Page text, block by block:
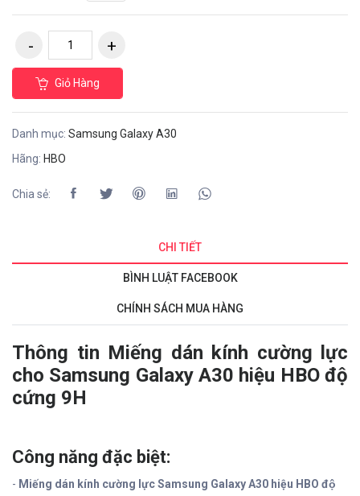
Giỏ Hàng
Danh mục: Samsung Galaxy A30
Hãng: HBO
Chia sẻ:
CHI TIẾT
BÌNH LUẬT FACEBOOK
CHÍNH SÁCH MUA HÀNG
Thông tin Miếng dán kính cường lực
cho Samsung Galaxy A30 hiệu HBO độ
cứng 9H
Công năng đặc biệt:
- Miếng dán kính cường lực Samsung Galaxy A30 hiệu HBO độ